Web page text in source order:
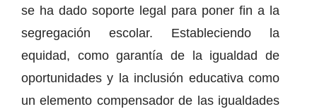
se ha dado soporte legal para poner fin a la
segregación escolar. Estableciendo la
equidad, como garantía de la igualdad de
oportunidades y la inclusión educativa como
un elemento compensador de las igualdades